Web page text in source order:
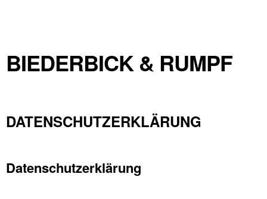
BIEDERBICK & RUMPF
DATENSCHUTZERKLÄRUNG
Datenschutz­erklärung